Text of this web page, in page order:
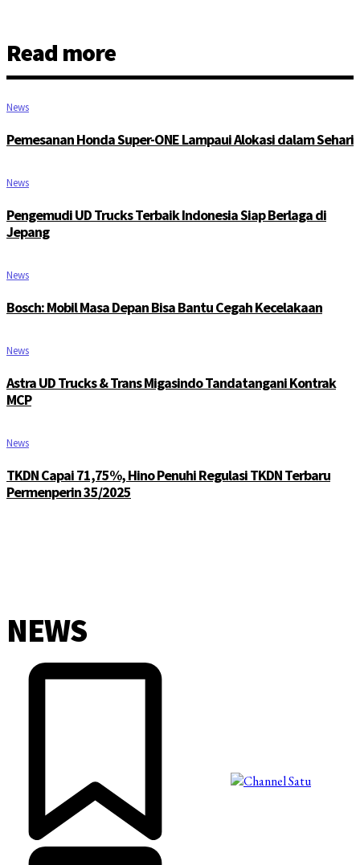
Read more
News
Pemesanan Honda Super-ONE Lampaui Alokasi dalam Sehari
News
Pengemudi UD Trucks Terbaik Indonesia Siap Berlaga di
Jepang
News
Bosch: Mobil Masa Depan Bisa Bantu Cegah Kecelakaan
News
Astra UD Trucks & Trans Migasindo Tandatangani Kontrak
MCP
News
TKDN Capai 71,75%, Hino Penuhi Regulasi TKDN Terbaru
Permenperin 35/2025
NEWS